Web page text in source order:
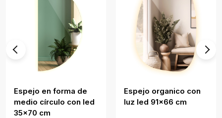
Espejo en forma de
medio círculo con led
35x70 cm
Espejo organico con
luz led 91x66 cm